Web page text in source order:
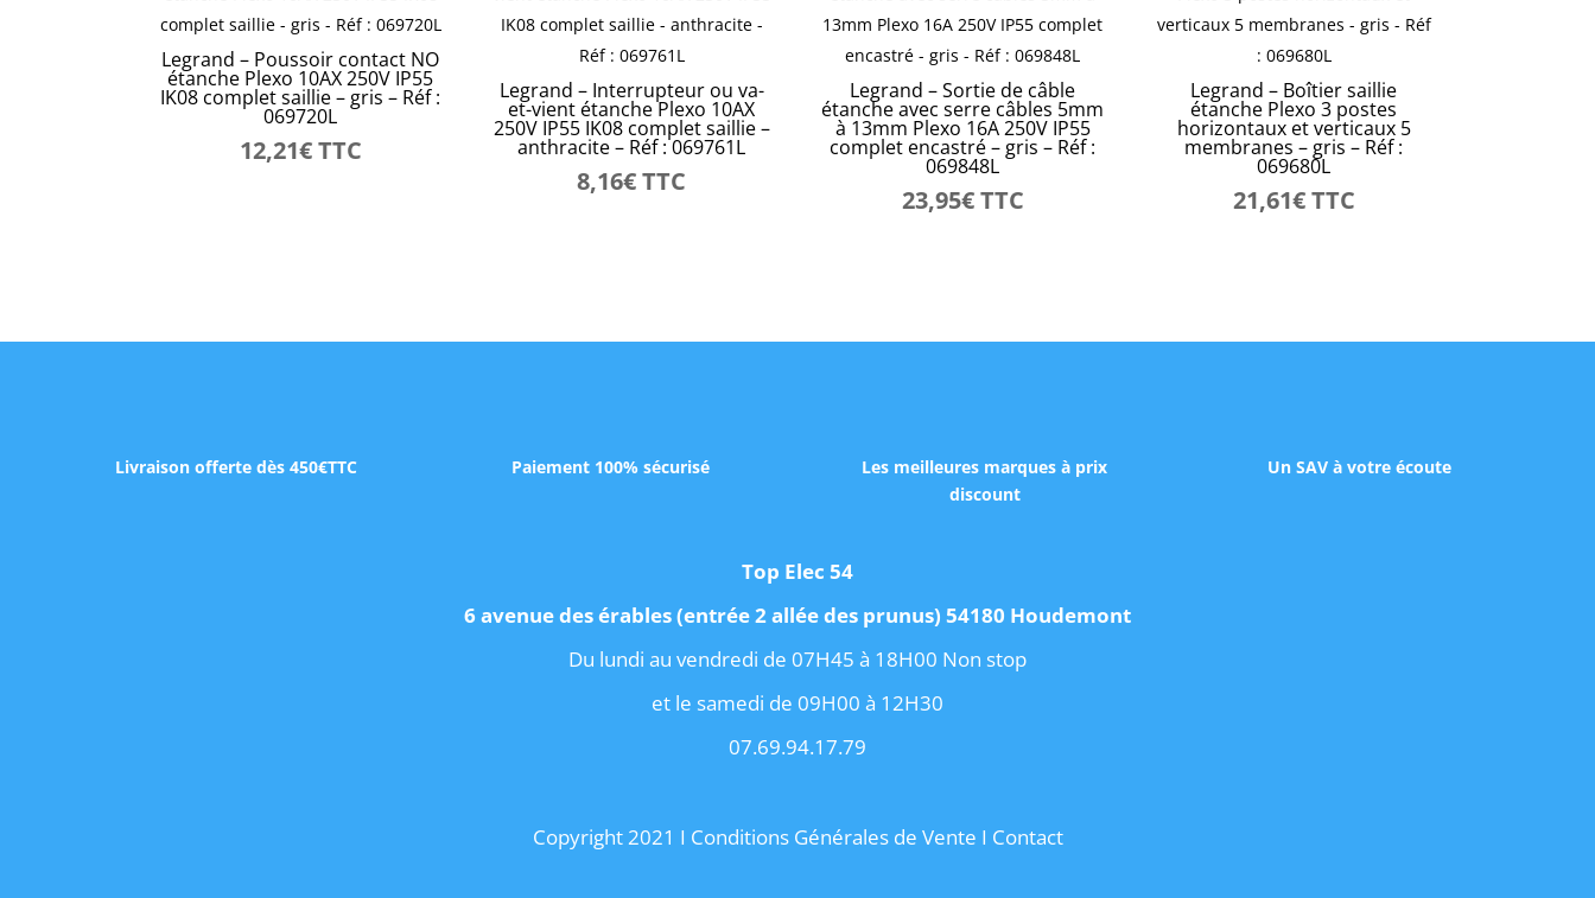
Legrand – Poussoir contact NO
étanche Plexo 10AX 250V IP55
IK08 complet saillie – gris – Réf :
069720L
12,21€TTC
Legrand – Interrupteur ou va-
et-vient étanche Plexo 10AX
250V IP55 IK08 complet saillie –
anthracite – Réf : 069761L
8,16€ TTC
Legrand – Sortie de câble
étanche avec serre câbles 5mm
à 13mm Plexo 16A 250V IP55
complet encastré – gris – Réf :
069848L
23,95€TTC
Legrand – Boîtier saillie
étanche Plexo 3 postes
horizontaux et verticaux 5
membranes – gris – Réf :
069680L
21,61€TTC
Livraison offerte dès 450€TTC Paiement 100% sécurisé
Les meilleures marques à prix
discount
Un SAV à votre écoute
Top Elec 54
6 avenue des érables (entrée 2 allée des prunus) 54180 Houdemont
Du lundi au vendredi de 07H45 à 18H00 Non stop
et le samedi de 09H00 à 12H30
07.69.94.17.79
Copyright 2021 I Conditions Générales de Vente I Contact